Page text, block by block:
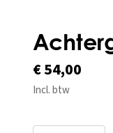
€ 54,00
Incl. btw